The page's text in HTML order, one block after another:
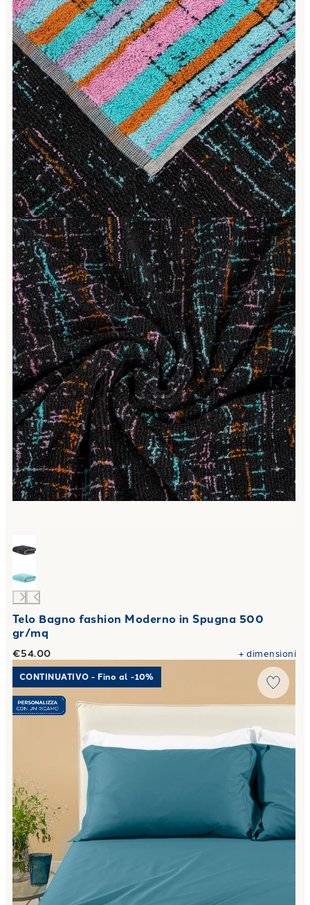
Telo Bagno fashion Moderno in Spugna 500
gr/mq
€54.00 +dimensioni
Link to "Completo Lenzuola Matrimoniale Percalle tinta
CONTINUATIVO - Fino al -10%